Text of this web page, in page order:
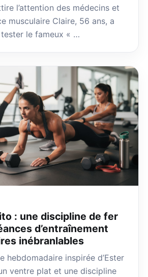
l’attention des médecins et
musculaire Claire, 56 ans, a
le fameux « …
: une discipline de fer
d’entraînement
inébranlables
hebdomadaire inspirée d’Ester
ventre plat et une discipline